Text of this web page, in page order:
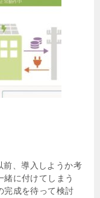
前、導入しようか考
緒に付けてしまう
完成を待って検討